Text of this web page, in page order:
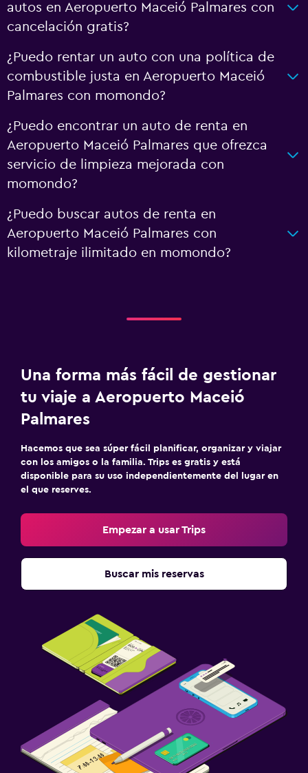
autos en Aeropuerto Maceió Palmares con
cancelación gratis?
¿Puedo rentar un auto con una política de
combustible justa en Aeropuerto Maceió
Palmares con momondo?
¿Puedo encontrar un auto de renta en
Aeropuerto Maceió Palmares que ofrezca
servicio de limpieza mejorada con
momondo?
¿Puedo buscar autos de renta en
Aeropuerto Maceió Palmares con
kilometraje ilimitado en momondo?
Una forma más fácil de gestionar
tu viaje a Aeropuerto Maceió
Palmares
Hacemos que sea súper fácil planificar, organizar y viajar
con los amigos o la familia. Trips es gratis y está
disponible para su uso independientemente del lugar en
el que reserves.
Empezar a usar Trips
Buscar mis reservas